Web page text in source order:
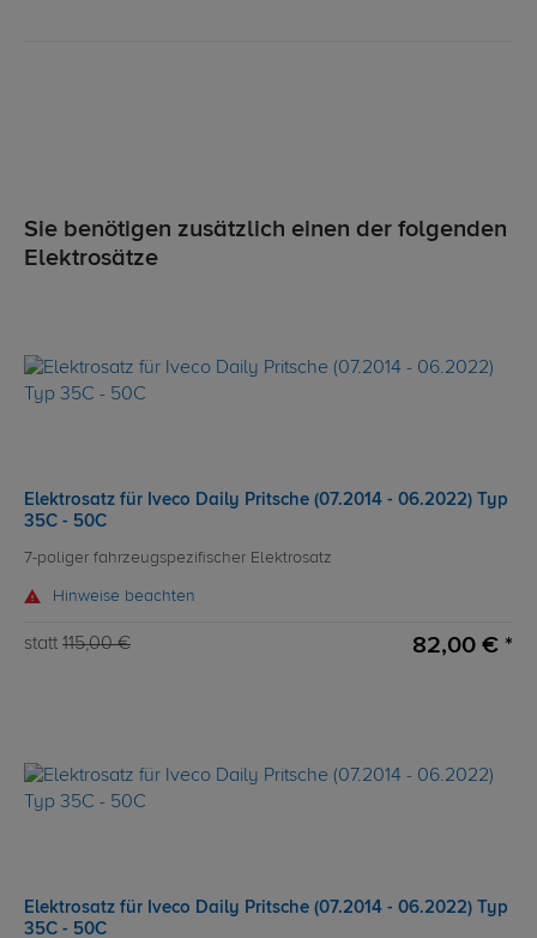
Sie benötigen zusätzlich einen der folgenden
Elektrosätze
Elektrosatz für Iveco Daily Pritsche (07.2014 - 06.2022) Typ
35C - 50C
7-poliger fahrzeugspezifischer Elektrosatz
Hinweise beachten
statt 115,00 € 82,00 € *
Elektrosatz für Iveco Daily Pritsche (07.2014 - 06.2022) Typ
35C - 50C